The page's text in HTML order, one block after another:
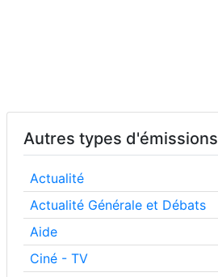
Autres types d'émissions
Actualité
Actualité Générale et Débats
Aide
Ciné - TV